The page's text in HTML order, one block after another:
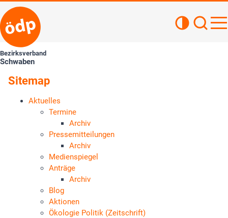
Bezirksverband
Schwaben
Sitemap
Aktuelles
Termine
Archiv
Pressemitteilungen
Archiv
Medienspiegel
Anträge
Archiv
Blog
Aktionen
Ökologie Politik (Zeitschrift)